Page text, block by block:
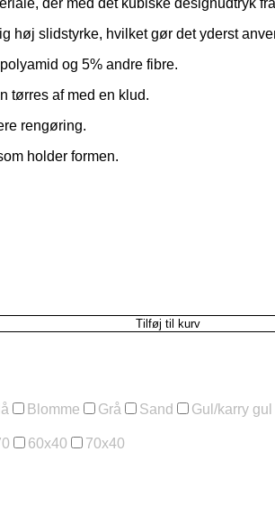
der med det kubiske designudtryk
høj slidstyrke, hvilket gør det yderst
og 5% andre fibre.
tørres af med en klud.
rengøring.
holder formen.
Tilføj til kurv
Blomme Grå Sand Gul/karry gul
60x40 70x40